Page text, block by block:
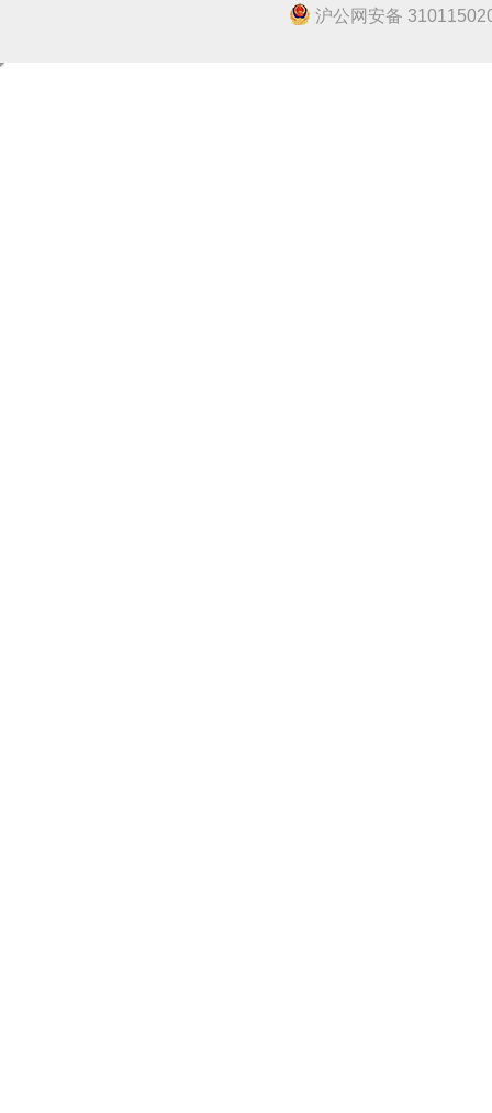
沪公网安备